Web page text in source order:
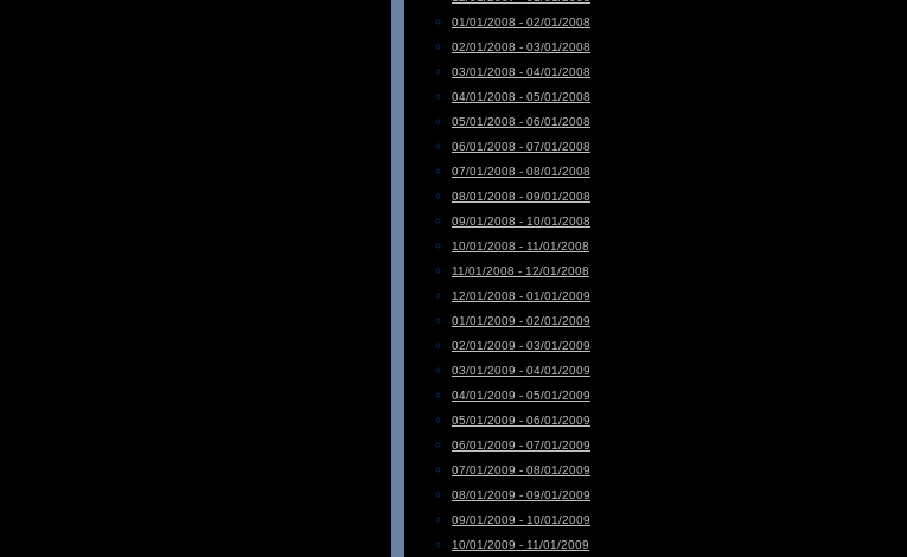
01/01/2008 - 02/01/2008
02/01/2008 - 03/01/2008
03/01/2008 - 04/01/2008
04/01/2008 - 05/01/2008
05/01/2008 - 06/01/2008
06/01/2008 - 07/01/2008
07/01/2008 - 08/01/2008
08/01/2008 - 09/01/2008
09/01/2008 - 10/01/2008
10/01/2008 - 11/01/2008
11/01/2008 - 12/01/2008
12/01/2008 - 01/01/2009
01/01/2009 - 02/01/2009
02/01/2009 - 03/01/2009
03/01/2009 - 04/01/2009
04/01/2009 - 05/01/2009
05/01/2009 - 06/01/2009
06/01/2009 - 07/01/2009
07/01/2009 - 08/01/2009
08/01/2009 - 09/01/2009
09/01/2009 - 10/01/2009
10/01/2009 - 11/01/2009